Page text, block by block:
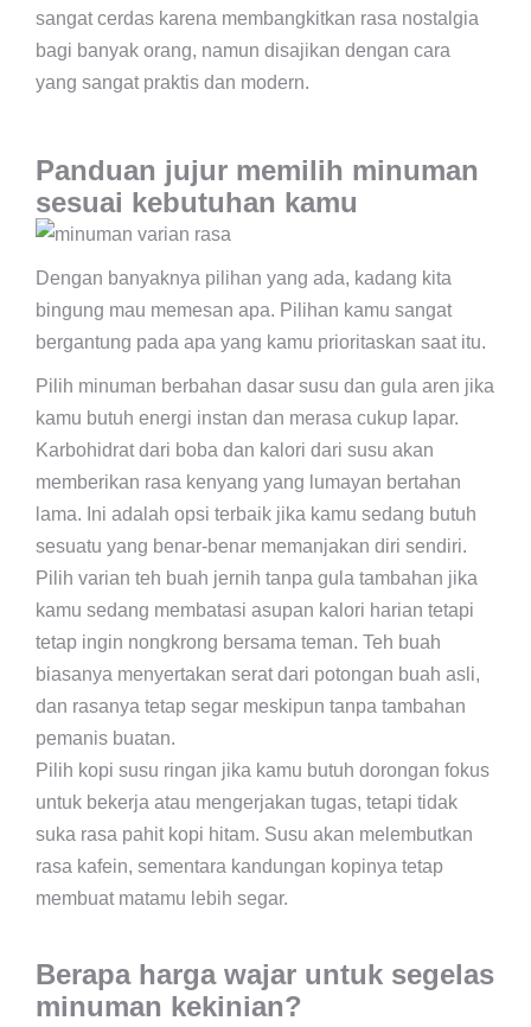
sangat cerdas karena membangkitkan rasa nostalgia
bagi banyak orang, namun disajikan dengan cara
yang sangat praktis dan modern.
Panduan jujur memilih minuman
sesuai kebutuhan kamu
Dengan banyaknya pilihan yang ada, kadang kita
bingung mau memesan apa. Pilihan kamu sangat
bergantung pada apa yang kamu prioritaskan saat itu.
Pilih minuman berbahan dasar susu dan gula aren jika
kamu butuh energi instan dan merasa cukup lapar.
Karbohidrat dari boba dan kalori dari susu akan
memberikan rasa kenyang yang lumayan bertahan
lama. Ini adalah opsi terbaik jika kamu sedang butuh
sesuatu yang benar-benar memanjakan diri sendiri.
Pilih varian teh buah jernih tanpa gula tambahan jika
kamu sedang membatasi asupan kalori harian tetapi
tetap ingin nongkrong bersama teman. Teh buah
biasanya menyertakan serat dari potongan buah asli,
dan rasanya tetap segar meskipun tanpa tambahan
pemanis buatan.
Pilih kopi susu ringan jika kamu butuh dorongan fokus
untuk bekerja atau mengerjakan tugas, tetapi tidak
suka rasa pahit kopi hitam. Susu akan melembutkan
rasa kafein, sementara kandungan kopinya tetap
membuat matamu lebih segar.
Berapa harga wajar untuk segelas
minuman kekinian?